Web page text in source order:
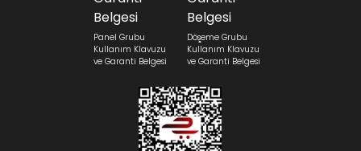
Panel Grubu
Kullanım Klavuzu
ve Garanti Belgesi
Döşeme Grubu
Kullanım Klavuzu
ve Garanti Belgesi